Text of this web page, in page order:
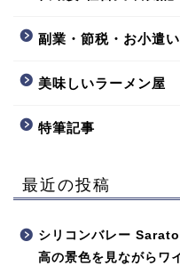
副業・節税・お小遣
美味しいラーメン屋
特筆記事
最近の投稿
シリコンバレー
高の景色を見ながらワ